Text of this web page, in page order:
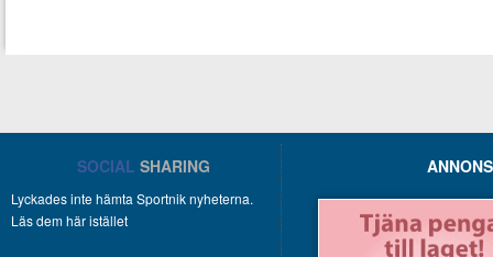
SOCIAL SHARING
Lyckades inte hämta Sportnik nyheterna.
Läs dem här istället